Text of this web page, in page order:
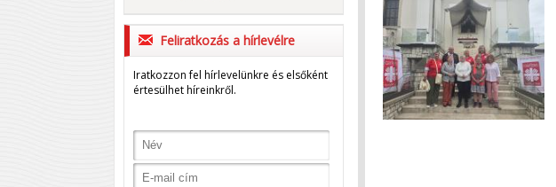
Feliratkozás a hírlevélre
Iratkozzon fel hírlevelünkre és elsőként
értesülhet híreinkről.